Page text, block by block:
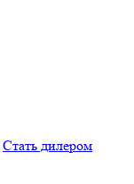
Стать дилером